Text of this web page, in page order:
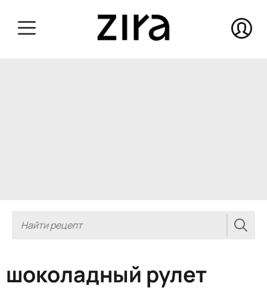
шоколадный рулет